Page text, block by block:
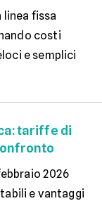
fissa
costi
e semplici
tariffe di
2026
e vantaggi